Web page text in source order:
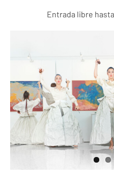
Entrada libre